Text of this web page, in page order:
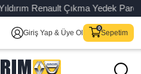
Renault Çıkma Yedek
Giriş Yap & Üye Ol Sepetim